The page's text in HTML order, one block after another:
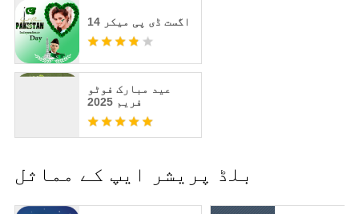
14 اگست ڈی پی میکر
عید مبارک فوٹو
فریم 2025
بلڈ پریشر ایپ کے مماثل